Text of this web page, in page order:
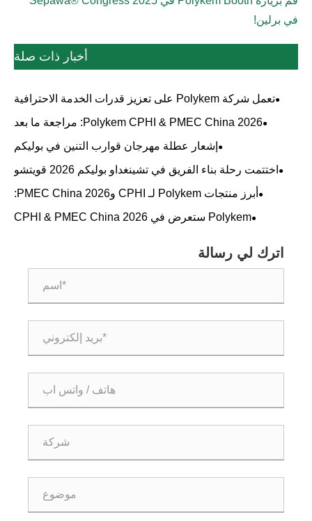
في برلين!
أخبار ذات صلة
تعمل شركة Polykem على تعزيز قدرات الخدمة الاحترافية
من خلال التدريب الداخلي على المنتجات
Polykem CPHI & PMEC China 2026: مراجعة ما بعد
المعرض وتعليقات العملاء
إشعار عطلة مهرجان قوارب التنين في بوليكم
اختتمت رحلة بناء الفريق في تشينغداو بوليكم 2026 قويتشو
بنجاح
أبرز منتجات Polykem لـ CPHI وPMEC China 2026:
السواغات والمذيبات والمواد الكيميائية الدقيقة
Polykem ستعرض في CPHI & PMEC China 2026
اترك لي رسالة